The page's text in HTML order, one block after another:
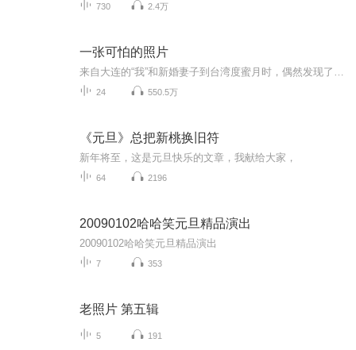
730 2.4万
一张可怕的照片
24 550.5万
《元旦》总把新桃换旧符
新年将至，这是元旦快乐的文章，我献给大家，
64 2196
20090102哈哈笑元旦精品演出
20090102哈哈笑元旦精品演出
7 353
老照片 第五辑
5 191